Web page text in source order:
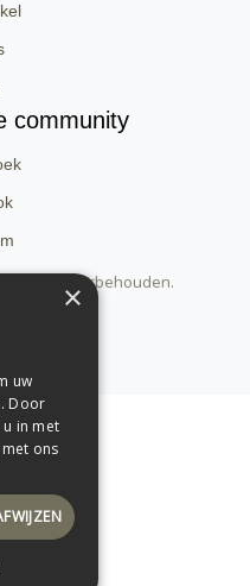
community
voorbehouden.
×
uw
Door
in met
ons